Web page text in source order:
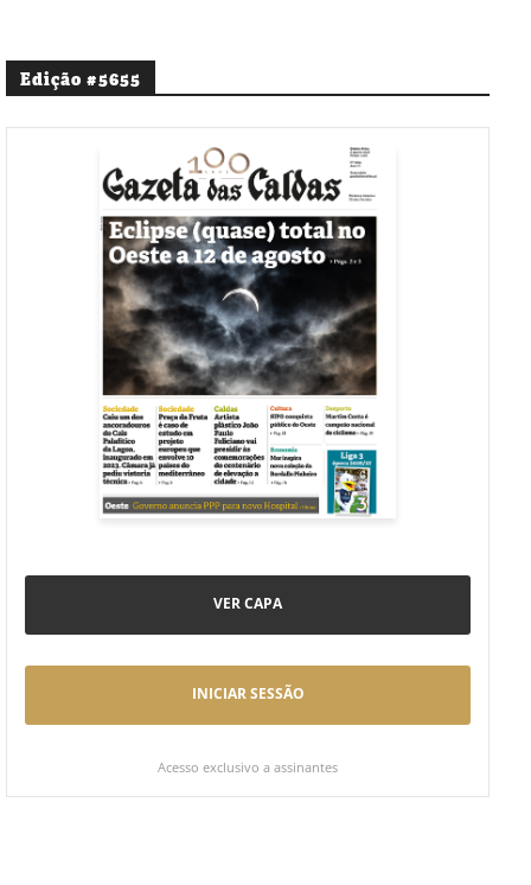
Edição #5655
VER CAPA
INICIAR SESSÃO
Acesso exclusivo a assinantes